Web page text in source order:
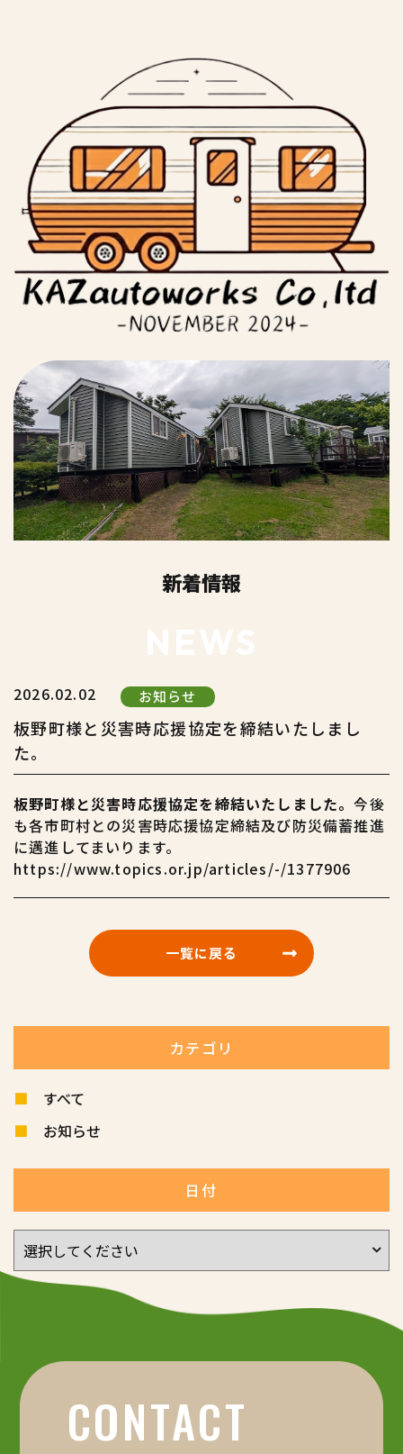
新着情報
2026.02.02 お知らせ
板野町様と災害時応援協定を締結いたしまし
た。
板野町様と災害時応援協定を締結いたしました。今後
も各市町村との災害時応援協定締結及び防災備蓄推進
に邁進してまいります。
https://www.topics.or.jp/articles/-/1377906
一覧に戻る
カテゴリ
すべて
お知らせ
日付
CONTACT